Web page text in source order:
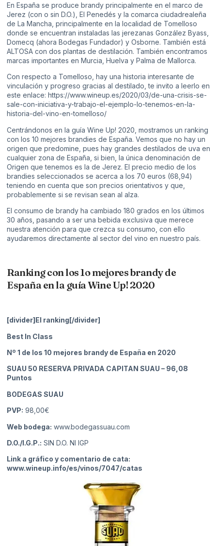
En España se produce brandy principalmente en el marco de
Jerez (con o sin D.O.), El Penedés y la comarca ciudadrealeña
de La Mancha, principalmente en la localidad de Tomelloso
donde se encuentran instaladas las jerezanas González Byass,
Domecq (ahora Bodegas Fundador) y Osborne. También está
ALTOSA con dos plantas de destilación. También encontramos
marcas importantes en Murcia, Huelva y Palma de Mallorca.
Con respecto a Tomelloso, hay una historia interesante de
vinculación y progreso gracias al destilado, te invito a leerlo en
este enlace: https://www.wineup.es/2020/03/de-una-crisis-se-
sale-con-iniciativa-y-trabajo-el-ejemplo-lo-tenemos-en-la-
historia-del-vino-en-tomelloso/
Centrándonos en la guía Wine Up! 2020, mostramos un ranking
con los 10 mejores brandies de España. Vemos que no hay un
origen que predomine, pues hay grandes destilados de uva en
cualquier zona de España, si bien, la única denominación de
Origen que tenemos es la de Jerez. El precio medio de los
brandies seleccionados se acerca a los 70 euros (68,94)
teniendo en cuenta que son precios orientativos y que,
probablemente si se revisan sean al alza.
El consumo de brandy ha cambiado 180 grados en los últimos
30 años, pasando a ser una bebida exclusiva que merece
nuestra atención para que crezca su consumo, con ello
ayudaremos directamente al sector del vino en nuestro país.
Ranking con los 1o mejores brandy de
España en la guía Wine Up! 2020
[divider]El ranking[/divider]
Best In Class
Nº 1 de los 10 mejores brandy de España en 2020
SUAU 50 RESERVA PRIVADA CAPITAN SUAU – 96,08
Puntos
BODEGAS SUAU
PVP: 98,00€
Web bodega: www.bodegassuau.com
D.O./I.G.P.: SIN D.O. NI IGP
Link a gráfico y comentario de cata:
www.wineup.info/es/vinos/7047/catas